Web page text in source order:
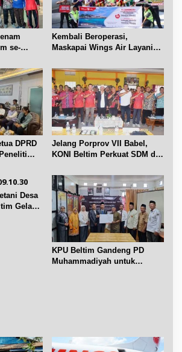
se-
Kembali Beroperasi,
Maskapai Wings Air Layani
DPRD
Jelang Porprov VII Babel,
KONI Beltim Perkuat SDM di
Desa
Gelar
KPU Beltim Gandeng PD
Muhammadiyah untuk